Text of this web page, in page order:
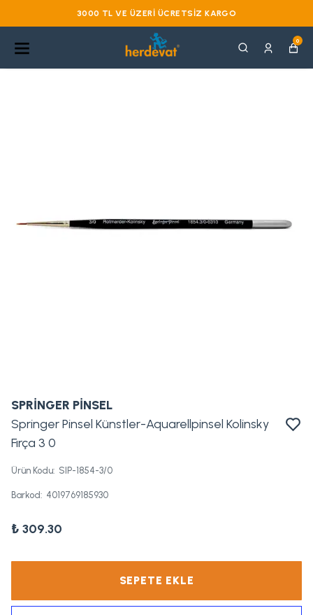
3000 TL VE ÜZERI ÜCRETSIZ KARGO
0
SPRİNGER PİNSEL
Springer Pinsel Künstler-Aquarellpinsel Kolinsky
Fırça 3 0
Ürün Kodu: SIP-1854-3/0
Barkod: 4019769185930
₺ 309.30
SEPETE EKLE